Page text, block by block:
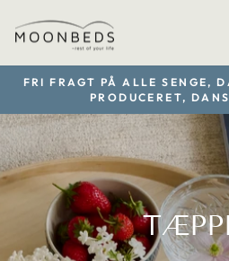
Sæt
på
FRI FRAGT PÅ ALLE SENGE,
PRODUCERET,